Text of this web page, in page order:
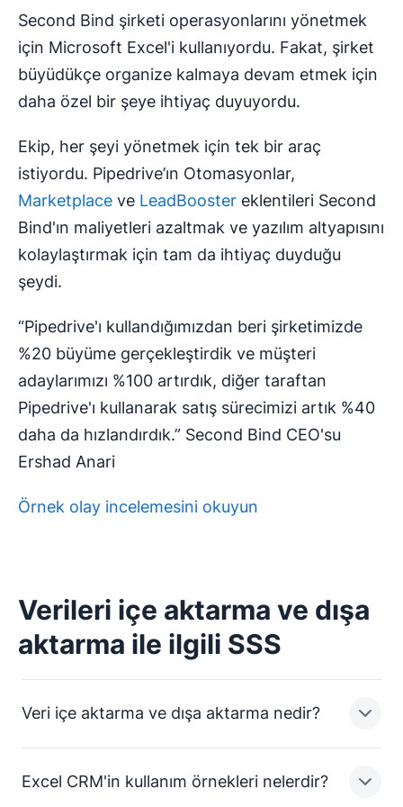
Second Bind şirketi operasyonlarını yönetmek
için Microsoft Excel'i kullanıyordu. Fakat, şirket
büyüdükçe organize kalmaya devam etmek için
daha özel bir şeye ihtiyaç duyuyordu.
Ekip, her şeyi yönetmek için tek bir araç
istiyordu. Pipedrive’ın Otomasyonlar,
Marketplace ve LeadBooster eklentileri Second
Bind'ın maliyetleri azaltmak ve yazılım altyapısını
kolaylaştırmak için tam da ihtiyaç duyduğu
şeydi.
“Pipedrive'ı kullandığımızdan beri şirketimizde
%20 büyüme gerçekleştirdik ve müşteri
adaylarımızı %100 artırdık, diğer taraftan
Pipedrive'ı kullanarak satış sürecimizi artık %40
daha da hızlandırdık.” Second Bind CEO'su
Ershad Anari
Örnek olay incelemesini okuyun
Verileri içe aktarma ve dışa
aktarma ile ilgili SSS
Veri içe aktarma ve dışa aktarma nedir?
Excel CRM'in kullanım örnekleri nelerdir?